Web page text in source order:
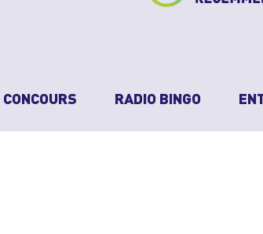
CONCOURS RADIO BINGO